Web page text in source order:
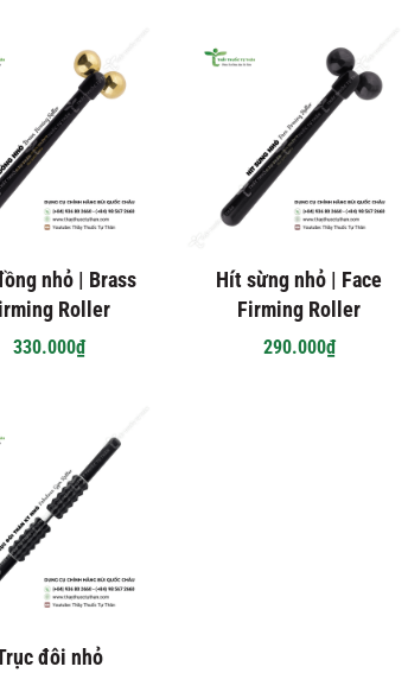
nhỏ | Brass
Roller
330.000₫
Hít sừng nhỏ | Face
Firming Roller
290.000₫
đôi nhỏ